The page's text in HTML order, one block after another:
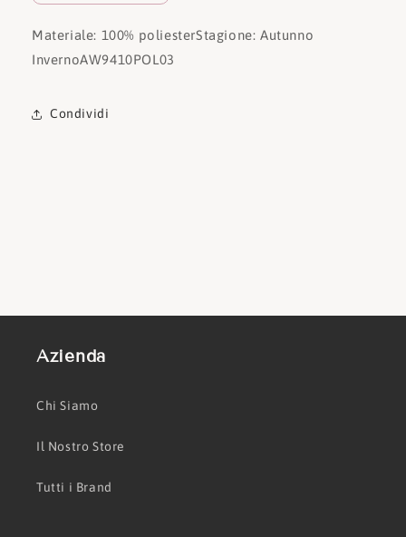
Materiale: 100% poliesterStagione: Autunno
InvernoAW9410POL03
Condividi
Azienda
Chi Siamo
Il Nostro Store
Tutti i Brand